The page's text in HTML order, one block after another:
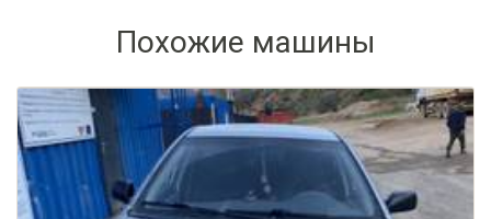
Похожие машины